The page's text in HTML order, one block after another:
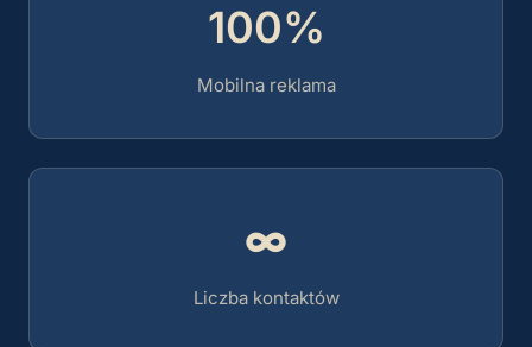
100%
Mobilna reklama
∞
Liczba kontaktów